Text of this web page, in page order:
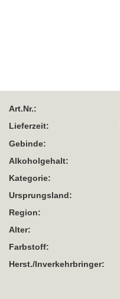
Art.Nr.:
Lieferzeit:
Gebinde:
Alkoholgehalt:
Kategorie:
Ursprungsland:
Region:
Alter:
Farbstoff:
Herst./Inverkehrbringer: